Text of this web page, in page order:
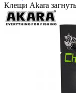
Клещи Akara